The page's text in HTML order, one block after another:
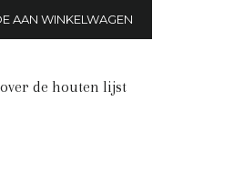
AAN WINKELWAGEN
de houten lijst